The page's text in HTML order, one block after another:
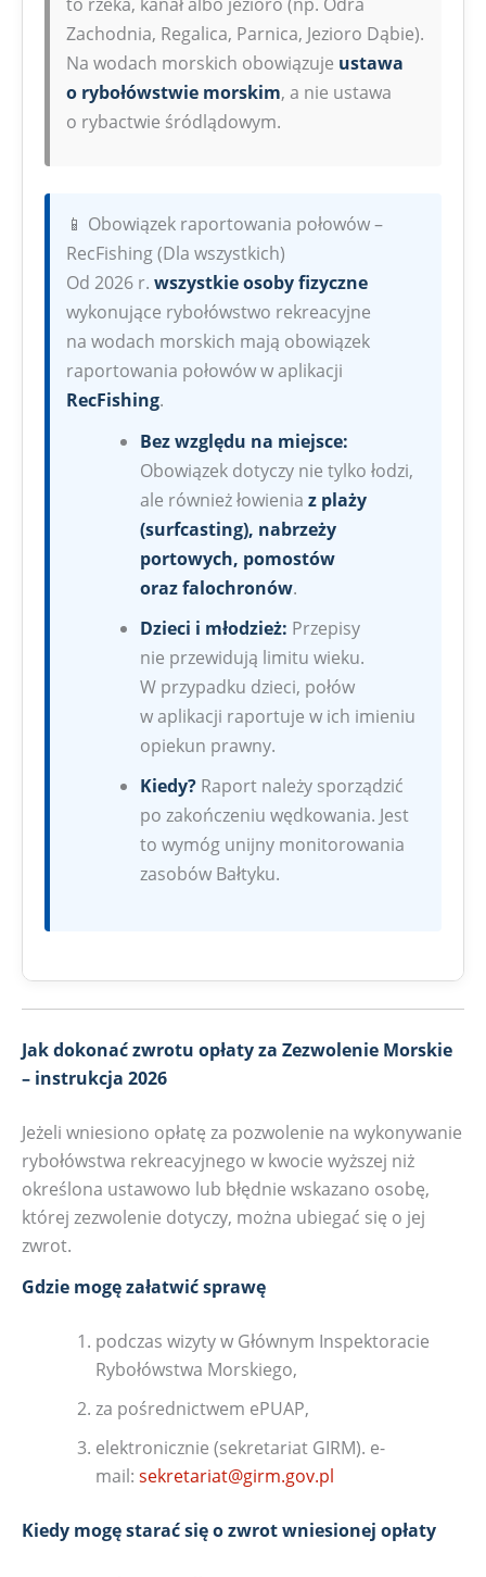
to rzeka, kanał albo jezioro (np. Odra
Zachodnia, Regalica, Parnica, Jezioro Dąbie).
Na wodach morskich obowiązuje ustawa
o rybołówstwie morskim, a nie ustawa
o rybactwie śródlądowym.
📱 Obowiązek raportowania połowów –
RecFishing (Dla wszystkich)
Od 2026 r. wszystkie osoby fizyczne
wykonujące rybołówstwo rekreacyjne
na wodach morskich mają obowiązek
raportowania połowów w aplikacji
RecFishing.
Bez względu na miejsce:
Obowiązek dotyczy nie tylko łodzi,
ale również łowienia z plaży
(surfcasting), nabrzeży
portowych, pomostów
oraz falochronów.
Dzieci i młodzież: Przepisy
nie przewidują limitu wieku.
W przypadku dzieci, połów
w aplikacji raportuje w ich imieniu
opiekun prawny.
Kiedy? Raport należy sporządzić
po zakończeniu wędkowania. Jest
to wymóg unijny monitorowania
zasobów Bałtyku.
Jak dokonać zwrotu opłaty za Zezwolenie Morskie
– instrukcja 2026
Jeżeli wniesiono opłatę za pozwolenie na wykonywanie
rybołówstwa rekreacyjnego w kwocie wyższej niż
określona ustawowo lub błędnie wskazano osobę,
której zezwolenie dotyczy, można ubiegać się o jej
zwrot.
Gdzie mogę załatwić sprawę
podczas wizyty w Głównym Inspektoracie
Rybołówstwa Morskiego,
za pośrednictwem ePUAP,
elektronicznie (sekretariat GIRM). e-
mail: sekretariat@girm.gov.pl
Kiedy mogę starać się o zwrot wniesionej opłaty